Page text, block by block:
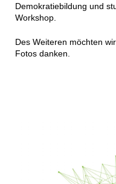
Demokratiebildung und
Workshop.
Des Weiteren möchten wir
Fotos danken.